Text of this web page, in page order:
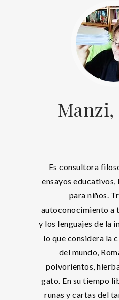
Es consultora
ensayos
para niños.
autoconocimiento a
y los lenguajes de la
lo que considera la
del mundo,
polvorientos,
gato. En su tiempo
runas y cartas del